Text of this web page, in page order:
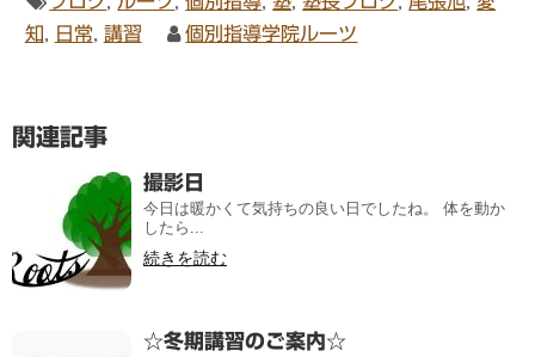
知
日常 講習 個別指導学院ルーツ
関連記事
撮影日
今日は暖かくて気持ちの良い日でしたね。 体を動か
したら...
続きを読む
☆冬期講習のご案内☆